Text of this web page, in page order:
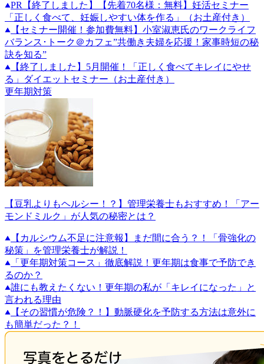
PR
【終了しました】【先着70名様：無料】妊活セミナー
「正しく食べて、妊娠しやすい体を作る」（お土産付き）
【セミナー開催！参加費無料】小室淑恵氏のワークライフ
バランス･トーク＠カフェ”共働き夫婦を応援！家事時短の秘
訣を知る”
【終了しました】5月開催！「正しく食べてキレイにやせ
る」ダイエットセミナー（お土産付き）
更年期対策
【豆乳よりもヘルシー！？】管理栄養士もおすすめ！「アー
モンドミルク」が人気の秘密とは？
【カルシウム不足に注意報】まだ間に合う？！「骨強化の
秘策」を管理栄養士が解説！
「更年期対策コース」徹底解説！更年期は食事で予防でき
るのか？
誰にも教えたくない！更年期の私が「キレイになった」と
言われる理由
【その習慣が危険？！】動脈硬化を予防する方法は意外に
も簡単だった？！